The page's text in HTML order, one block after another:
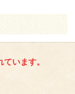
います。